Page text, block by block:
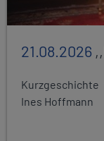
21.08.2026
Ines Hoffmann